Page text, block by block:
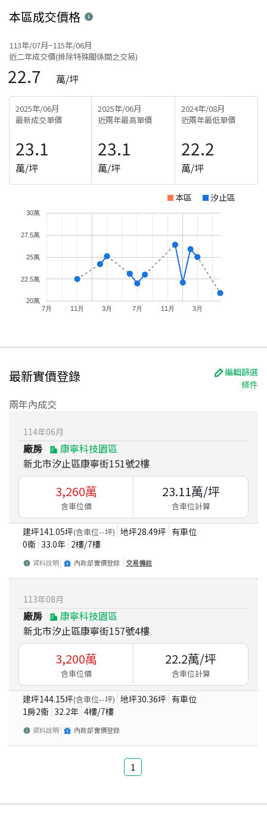
本區成交價格
113年/07月~115年/06月
近二年成交價(排除特殊關係間之交易)
22.7 萬/坪
2025年/06月
最新成交單價
23.1
萬/坪
2025年/06月
近兩年最高單價
23.1
萬/坪
2024年/08月
近兩年最低單價
22.2
萬/坪
本區 汐止區
7月 11月 3月 7月 11月 3月
20萬
22.5萬
25萬
27.5萬
30萬
最新實價登錄
編輯篩選
條件
兩年內成交
114年06月
廠房
康寧科技園區
新北市汐止區康寧街151號2樓
3,260萬
含車位價
23.11萬/坪
含車位計算
建坪141.05坪(含車位--坪) 地坪28.49坪 有車位
0衛 33.0年 2樓/7樓
資料說明 內政部實價登錄 交易備註
113年08月
廠房
康寧科技園區
新北市汐止區康寧街157號4樓
3,200萬
含車位價
22.2萬/坪
含車位計算
建坪144.15坪(含車位--坪) 地坪30.36坪 有車位
1房2衛 32.2年 4樓/7樓
資料說明 內政部實價登錄
1